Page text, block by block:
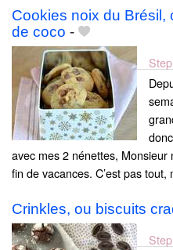
Cookies noix du Brésil,
de coco -
avec mes 2 nénettes, Monsieur
fin de vacances. C’est pas tout,
Crinkles, ou biscuits